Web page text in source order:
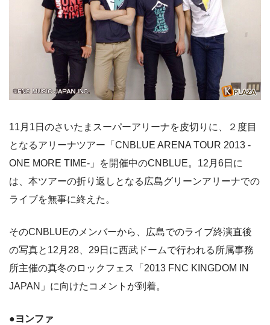
11月1日のさいたまスーパーアリーナを皮切りに、２度目
となるアリーナツアー「CNBLUE ARENA TOUR 2013 -
ONE MORE TIME-」を開催中のCNBLUE。12月6日に
は、本ツアーの折り返しとなる広島グリーンアリーナでの
ライブを無事に終えた。
そのCNBLUEのメンバーから、広島でのライブ終演直後
の写真と12月28、29日に西武ドームで行われる所属事務
所主催の真冬のロックフェス「2013 FNC KINGDOM IN
JAPAN」に向けたコメントが到着。
●ヨンファ